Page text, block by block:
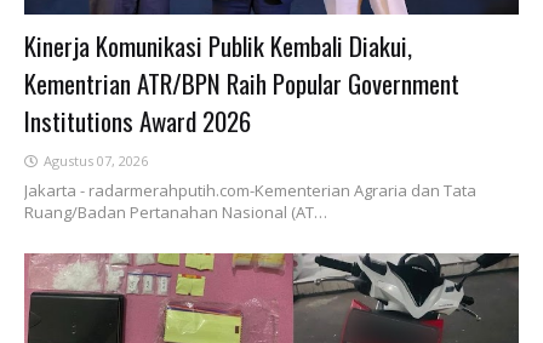
Kinerja Komunikasi Publik Kembali Diakui,
Kementrian ATR/BPN Raih Popular Government
Institutions Award 2026
Agustus 07, 2026
Jakarta - radarmerahputih.com-Kementerian Agraria dan Tata
Ruang/Badan Pertanahan Nasional (AT…